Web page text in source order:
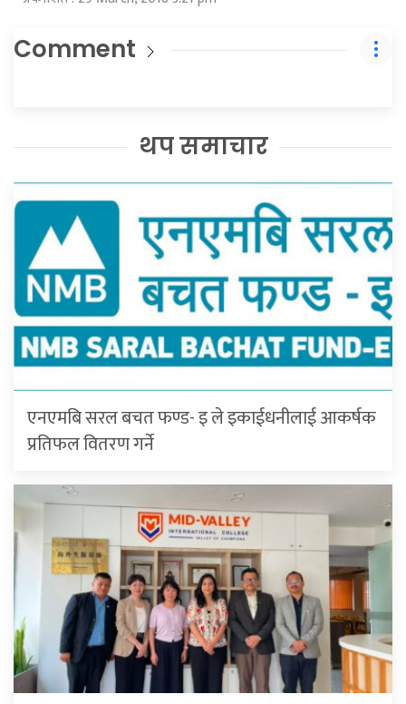
Comment
थप समाचार
एनएमबि सरल बचत फण्ड- इ ले इकाईधनीलाई आकर्षक
प्रतिफल वितरण गर्ने